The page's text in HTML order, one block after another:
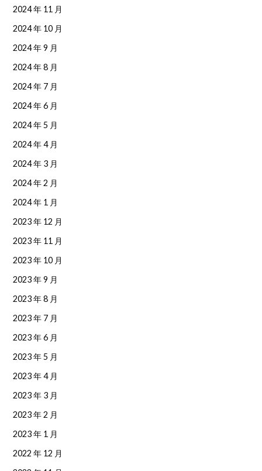
2024 年 11 月
2024 年 10 月
2024 年 9 月
2024 年 8 月
2024 年 7 月
2024 年 6 月
2024 年 5 月
2024 年 4 月
2024 年 3 月
2024 年 2 月
2024 年 1 月
2023 年 12 月
2023 年 11 月
2023 年 10 月
2023 年 9 月
2023 年 8 月
2023 年 7 月
2023 年 6 月
2023 年 5 月
2023 年 4 月
2023 年 3 月
2023 年 2 月
2023 年 1 月
2022 年 12 月